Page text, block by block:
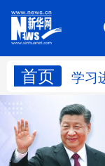
首页 学习
学习进行时
国际